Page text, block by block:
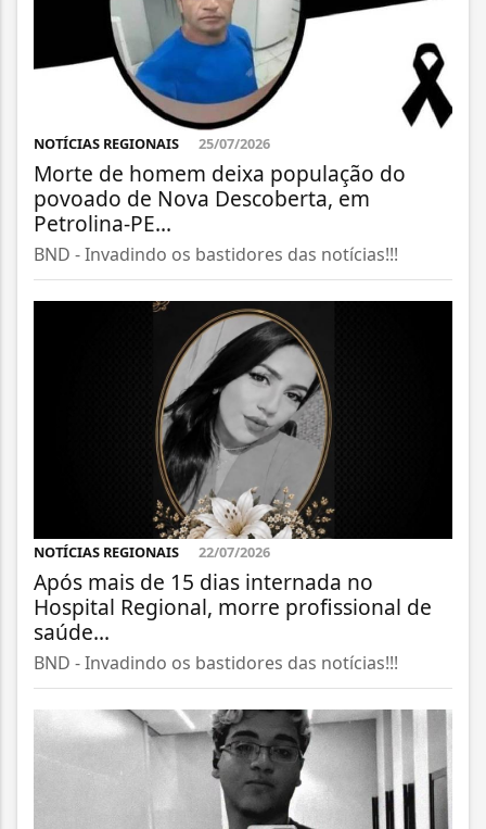
NOTÍCIAS REGIONAIS 25/07/2026
Morte de homem deixa população do
povoado de Nova Descoberta, em
Petrolina-PE...
BND - Invadindo os bastidores das notícias!!!
NOTÍCIAS REGIONAIS 22/07/2026
Após mais de 15 dias internada no
Hospital Regional, morre profissional de
saúde...
BND - Invadindo os bastidores das notícias!!!